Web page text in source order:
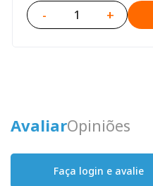
- +
AvaliarOpiniões
Faça login e avalie